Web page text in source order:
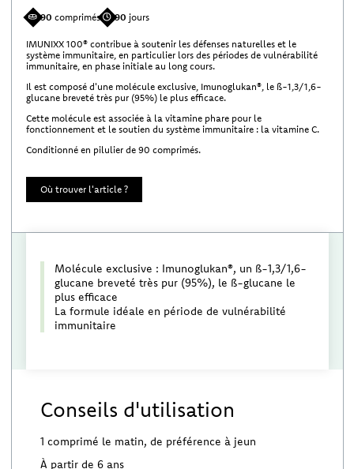
90 comprimés 90 jours
IMUNIXX 100® contribue à soutenir les défenses naturelles et le
système immunitaire, en particulier lors des périodes de vulnérabilité
immunitaire, en phase initiale au long cours.
Il est composé d'une molécule exclusive, Imunoglukan®, le ß-1,3/1,6-
glucane breveté très pur (95%) le plus efficace.
Cette molécule est associée à la vitamine phare pour le
fonctionnement et le soutien du système immunitaire : la vitamine C.
Conditionné en pilulier de 90 comprimés.
Où trouver l'article ?
Molécule exclusive : Imunoglukan®, un ß-1,3/1,6-
glucane breveté très pur (95%), le ß-glucane le
plus efficace
La formule idéale en période de vulnérabilité
immunitaire
Conseils d'utilisation
1 comprimé le matin, de préférence à jeun
À partir de 6 ans